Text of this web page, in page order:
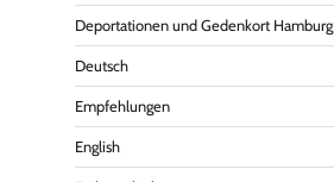
Deportationen und Gedenkort Hamburg
Deutsch
Empfehlungen
English